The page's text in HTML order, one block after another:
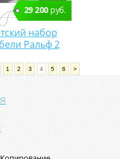
29 200руб.
набор
Ральф 2
1 2 3 4 5 6 >